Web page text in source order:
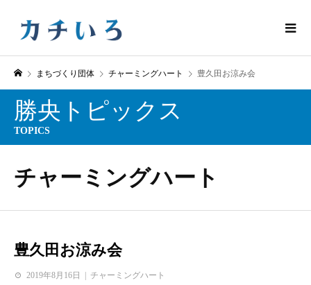
まちづくり団体 チャーミングハート 豊久田お涼み会
勝央トピックス
TOPICS
チャーミングハート
豊久田お涼み会
2019年8月16日 チャーミングハート